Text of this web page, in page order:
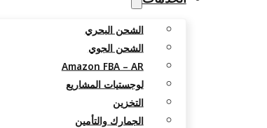
الشحن البحري
الشحن الجوي
Amazon FBA – AR
لوجستيات المشاريع
التخزين
الجمارك والتأمين